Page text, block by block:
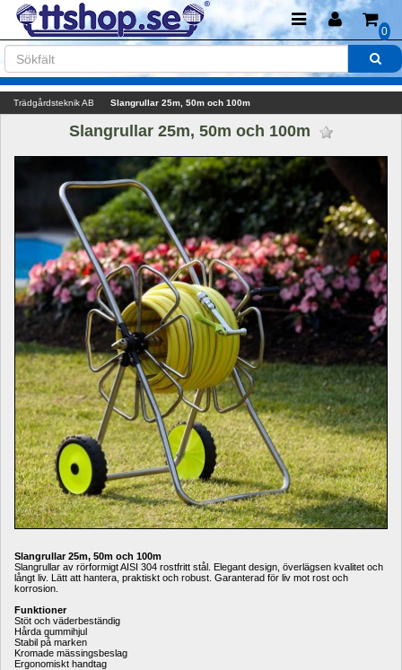
0
Trädgårdsteknik AB Slangrullar 25m, 50m och 100m
Slangrullar 25m, 50m och 100m
Slangrullar 25m, 50m och 100m
Slangrullar av rörformigt AISI 304 rostfritt stål. Elegant design, överlägsen kvalitet och
långt liv. Lätt att hantera, praktiskt och robust. Garanterad för liv mot rost och
korrosion.
Funktioner
Stöt och väderbeständig
Hårda gummihjul
Stabil på marken
Kromade mässingsbeslag
Ergonomiskt handtag